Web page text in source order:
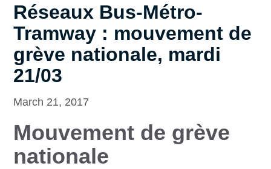
Réseaux Bus-Métro-
Tramway : mouvement de
grève nationale, mardi
21/03
March 21, 2017
Mouvement de grève
nationale